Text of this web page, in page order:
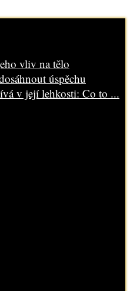
vliv na tělo
úspěchu
v její lehkosti: Co to ...